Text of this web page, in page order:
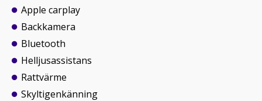
Apple carplay
Backkamera
Bluetooth
Helljusassistans
Rattvärme
Skyltigenkänning